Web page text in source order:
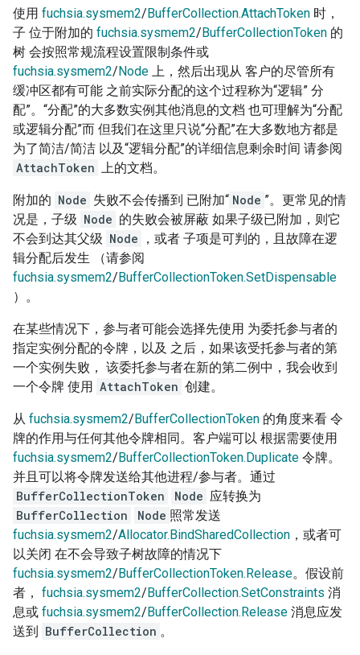
使用 fuchsia.sysmem2/ BufferCollection.AttachToken 时，
子 位于附加的 fuchsia.sysmem2/ BufferCollectionToken 的
树 会按照常规流程设置限制条件或
fuchsia.sysmem2/ Node 上，然后出现从 客户的尽管所有
缓冲区都有可能 之前实际分配的这个过程称为“逻辑” 分
配”。“分配”的大多数实例其他消息的文档 也可理解为“分配
或逻辑分配”而 但我们在这里只说“分配”在大多数地方都是
为了简洁/简洁 以及“逻辑分配”的详细信息剩余时间 请参阅
AttachToken 上的文档。
附加的 Node 失败不会传播到 已附加“ Node ”。更常见的情
况是，子级 Node 的失败会被屏蔽 如果子级已附加，则它
不会到达其父级 Node
，或者 子项是可判的，且故障在逻
辑分配后发生 （请参阅
fuchsia.sysmem2/ BufferCollectionToken.SetDispensable
）。
在某些情况下，参与者可能会选择先使用 为委托参与者的
指定实例分配的令牌，以及 之后，如果该受托参与者的第
一个实例失败， 该委托参与者在新的第二例中，我会收到
一个令牌 使用 AttachToken 创建。
从 fuchsia.sysmem2/ BufferCollectionToken 的角度来看 令
牌的作用与任何其他令牌相同。客户端可以 根据需要使用
fuchsia.sysmem2/ BufferCollectionToken.Duplicate 令牌。
并且可以将令牌发送给其他进程/参与者。通过
BufferCollectionToken
Node 应转换为
BufferCollection
Node 照常发送
fuchsia.sysmem2/Allocator.BindSharedCollection ，或者可
以关闭 在不会导致子树故障的情况下
fuchsia.sysmem2/ BufferCollectionToken.Release。假设前
者， fuchsia.sysmem2/ BufferCollection.SetConstraints 消
息或 fuchsia.sysmem2/ BufferCollection.Release 消息应发
送到
BufferCollection 。